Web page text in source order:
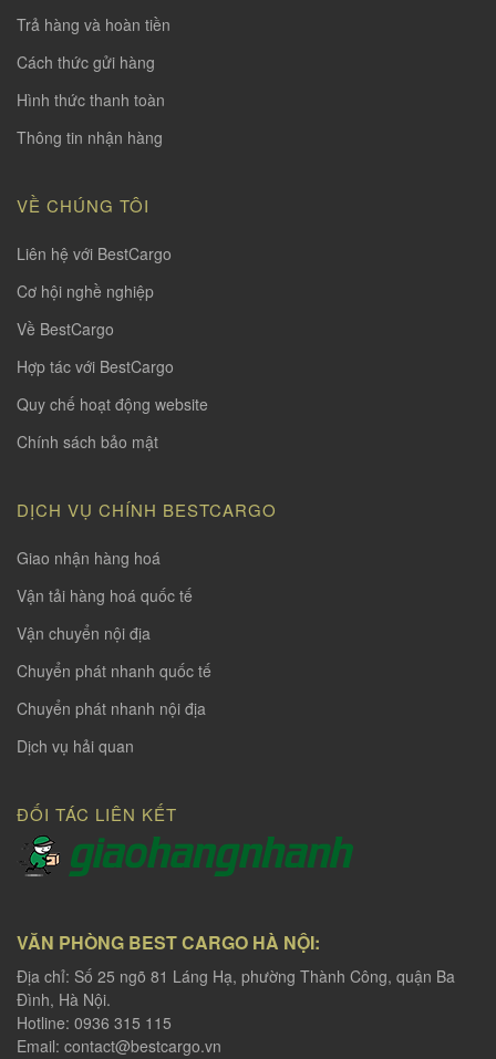
Trả hàng và hoàn tiền
Cách thức gửi hàng
Hình thức thanh toàn
Thông tin nhận hàng
VỀ CHÚNG TÔI
Liên hệ với BestCargo
Cơ hội nghề nghiệp
Về BestCargo
Hợp tác với BestCargo
Quy chế hoạt động website
Chính sách bảo mật
DỊCH VỤ CHÍNH BESTCARGO
Giao nhận hàng hoá
Vận tải hàng hoá quốc tế
Vận chuyển nội địa
Chuyển phát nhanh quốc tế
Chuyển phát nhanh nội địa
Dịch vụ hải quan
ĐỐI TÁC LIÊN KẾT
VĂN PHÒNG BEST CARGO HÀ NỘI:
Địa chỉ: Số 25 ngõ 81 Láng Hạ, phường Thành Công, quận Ba
Đình, Hà Nội.
Hotline: 0936 315 115
Email: contact@bestcargo.vn